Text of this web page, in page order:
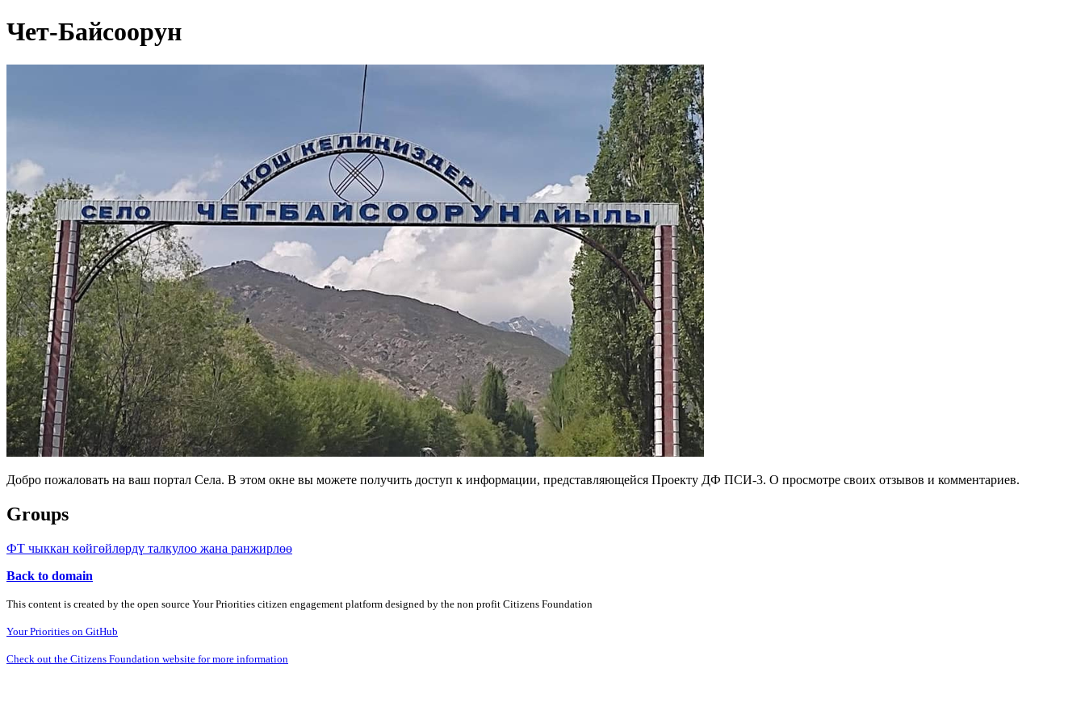
Чет-Байсоорун
Добро пожаловать на ваш портал Села. В этом окне вы можете получить доступ к информации, представляющейся Проекту ДФ ПСИ-3. О просмотре своих отзывов и комментариев.
Groups
ФТ чыккан көйгөйлөрдү талкулоо жана ранжирлөө
Back to domain
This content is created by the open source Your Priorities citizen engagement platform designed by the non profit Citizens Foundation
Your Priorities on GitHub
Check out the Citizens Foundation website for more information